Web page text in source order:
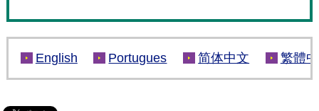
English Portugues 简体中文 繁體